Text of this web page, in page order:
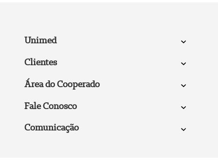
Unimed
Clientes
Área do Cooperado
Fale Conosco
Comunicação